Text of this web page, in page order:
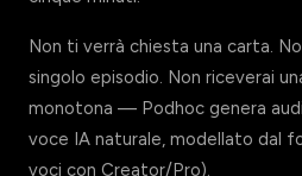
Non ti verrà chiesta una carta.
singolo episodio. Non riceverai
monotona — Podhoc genera
voce IA naturale, modellato dal
voci con Creator/Pro).